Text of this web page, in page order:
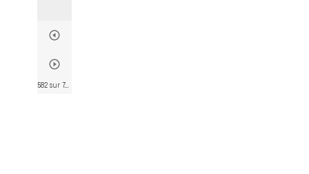
582 sur 746